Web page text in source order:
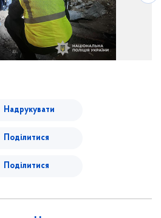
Надрукувати
Поділитися
Поділитися